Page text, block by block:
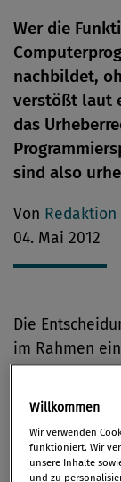
Wer die
nachbildet,
verstößt laut
das
sind also
Von Redaktion
04. Mai 2012
Die
im Rahmen
Das SAS
(im
wegen
Willkommen
Wir verwenden
funktioniert. Wir
unsere Inhalte
und zu